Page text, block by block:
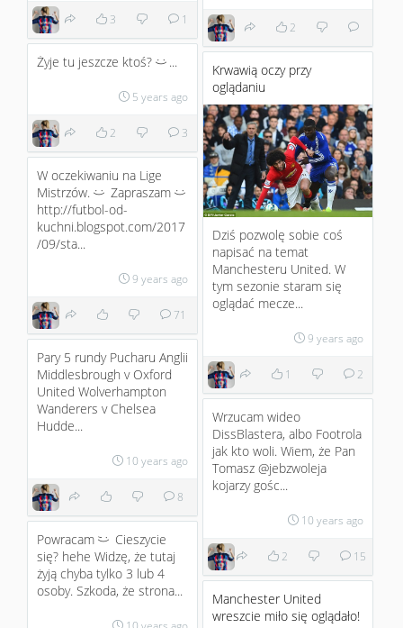
3 1
2
Żyje tu jeszcze ktoś? :) ...
5 years ago
2 3
Krwawią oczy przy
oglądaniu
Dziś pozwolę sobie coś
napisać na temat
Manchesteru United. W
tym sezonie staram się
oglądać mecze...
9 years ago
1 2
W oczekiwaniu na Lige
Mistrzów. :) Zapraszam :)
http://futbol-od-
kuchni.blogspot.com/2017
/09/sta...
9 years ago
71
Pary 5 rundy Pucharu Anglii
Middlesbrough v Oxford
United Wolverhampton
Wanderers v Chelsea
Hudde...
10 years ago
8
Wrzucam wideo
DissBlastera, albo Footrola
jak kto woli. Wiem, że Pan
Tomasz @jebzwoleja
kojarzy gośc...
10 years ago
2 15
Powracam ;)
Cieszycie
się? hehe Widzę, że tutaj
żyją chyba tylko 3 lub 4
osoby. Szkoda, że strona...
Manchester United
wreszcie miło się oglądało!